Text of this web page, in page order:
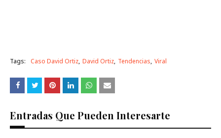
Tags: Caso David Ortiz David Ortiz Tendencias Viral
Entradas Que Pueden Interesarte